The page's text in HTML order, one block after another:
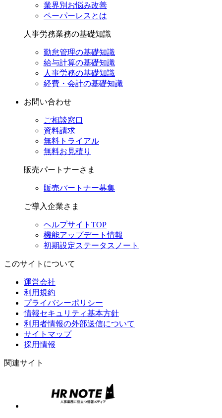
業界別お悩み改善
ペーパーレスとは
人事労務業務の基礎知識
勤怠管理の基礎知識
給与計算の基礎知識
人事労務の基礎知識
経費・会計の基礎知識
お問い合わせ
ご相談窓口
資料請求
無料トライアル
無料お見積り
販売パートナーさま
販売パートナー募集
ご導入企業さま
ヘルプサイトTOP
機能アップデート情報
初期設定ステータスノート
このサイトについて
運営会社
利用規約
プライバシーポリシー
情報セキュリティ基本方針
利用者情報の外部送信について
サイトマップ
採用情報
関連サイト